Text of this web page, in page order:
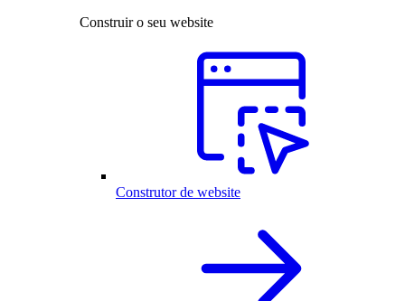
Construir o seu website
Construtor de website